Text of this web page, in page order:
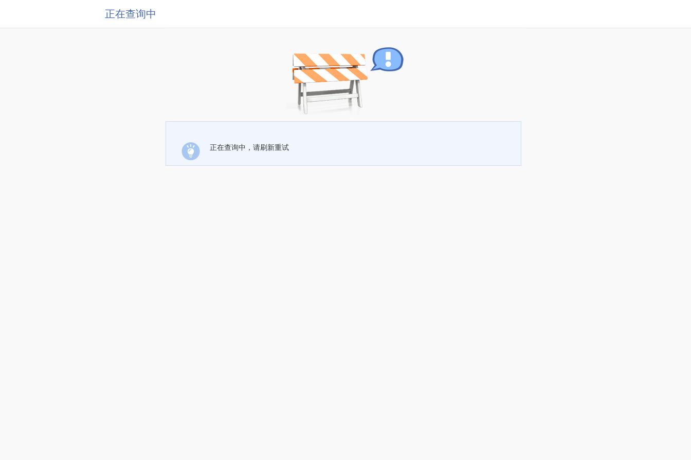
正在查询中
正在查询中，请刷新重试